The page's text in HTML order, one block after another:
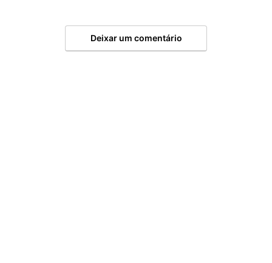
Deixar um comentário